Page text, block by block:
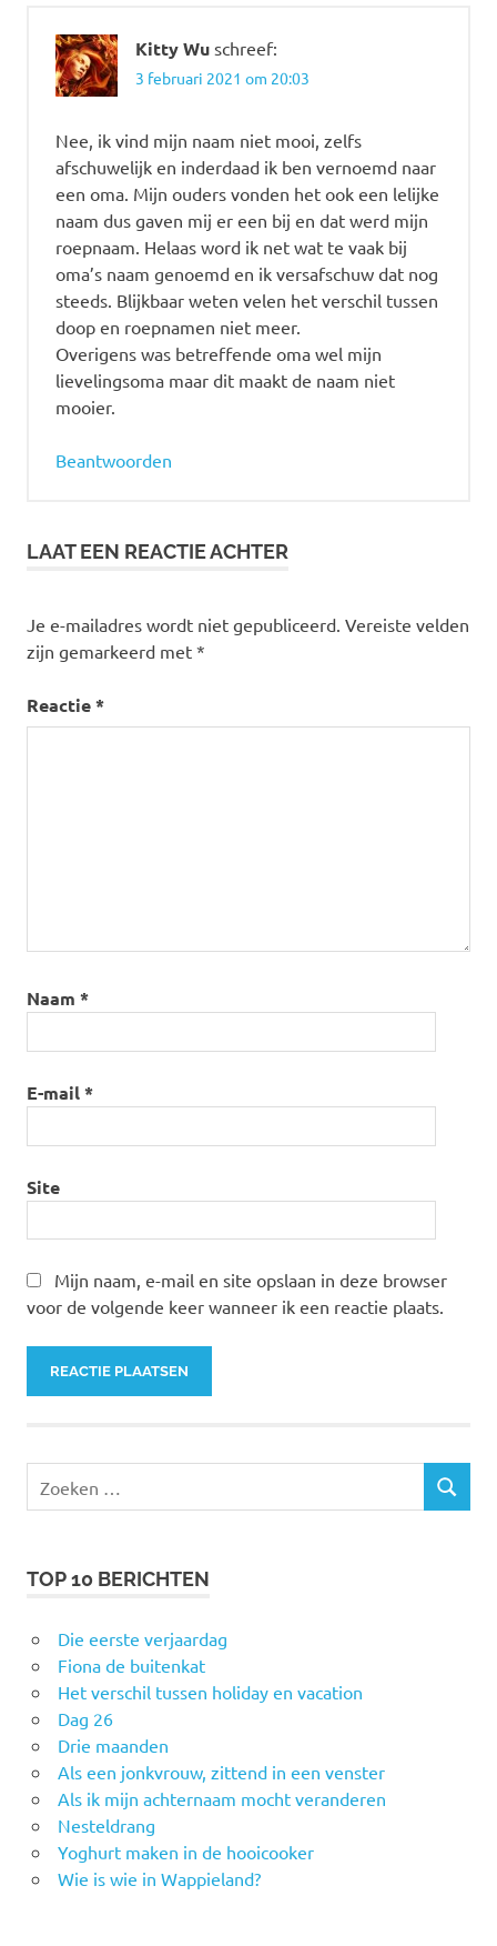
Kitty Wu schreef:
3 februari 2021 om 20:03
Nee, ik vind mijn naam niet mooi, zelfs
afschuwelijk en inderdaad ik ben vernoemd naar
een oma. Mijn ouders vonden het ook een lelijke
naam dus gaven mij er een bij en dat werd mijn
roepnaam. Helaas word ik net wat te vaak bij
oma’s naam genoemd en ik versafschuw dat nog
steeds. Blijkbaar weten velen het verschil tussen
doop en roepnamen niet meer.
Overigens was betreffende oma wel mijn
lievelingsoma maar dit maakt de naam niet
mooier.
Beantwoorden
LAAT EEN REACTIE ACHTER
Je e-mailadres wordt niet gepubliceerd. Vereiste velden
zijn gemarkeerd met *
Reactie*
Naam *
E-mail*
Site
Mijn naam, e-mail en site opslaan in deze browser
voor de volgende keer wanneer ik een reactie plaats.
naar:
ZOEKEN
TOP 10 BERICHTEN
Die eerste verjaardag
Fiona de buitenkat
Het verschil tussen holiday en vacation
Dag 26
Drie maanden
Als een jonkvrouw, zittend in een venster
Als ik mijn achternaam mocht veranderen
Nesteldrang
Yoghurt maken in de hooicooker
Wie is wie in Wappieland?